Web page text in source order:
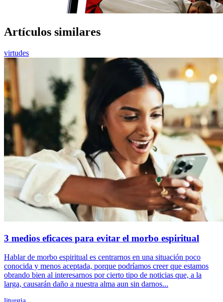
Artículos similares
virtudes
3 medios eficaces para evitar el morbo espiritual
Hablar de morbo espiritual es centrarnos en una situación poco
conocida y menos aceptada, porque podríamos creer que estamos
obrando bien al interesarnos por cierto tipo de noticias que, a la
larga, causarán daño a nuestra alma aun sin darnos...